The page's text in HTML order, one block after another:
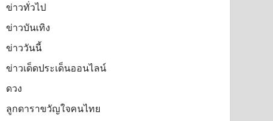
ข่าวทั่วไป
ข่าวบันเทิง
ข่าววันนี้
ข่าวเด็ดประเด็นออนไลน์
ดวง
ลูกดาราขวัญใจคนไทย